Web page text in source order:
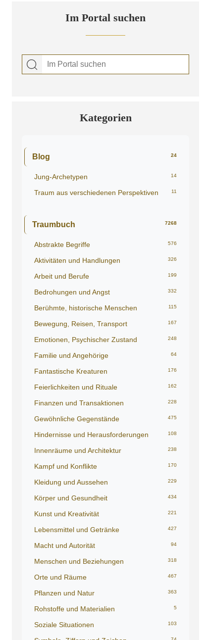
Im Portal suchen
Kategorien
Blog 24
Jung-Archetypen 14
Traum aus verschiedenen Perspektiven 11
Traumbuch 7268
Abstrakte Begriffe 576
Aktivitäten und Handlungen 326
Arbeit und Berufe 199
Bedrohungen und Angst 332
Berühmte, historische Menschen 115
Bewegung, Reisen, Transport 167
Emotionen, Psychischer Zustand 248
Familie und Angehörige 64
Fantastische Kreaturen 176
Feierlichkeiten und Rituale 162
Finanzen und Transaktionen 228
Gewöhnliche Gegenstände 475
Hindernisse und Herausforderungen 108
Innenräume und Architektur 238
Kampf und Konflikte 170
Kleidung und Aussehen 229
Körper und Gesundheit 434
Kunst und Kreativität 221
Lebensmittel und Getränke 427
Macht und Autorität 94
Menschen und Beziehungen 318
Orte und Räume 467
Pflanzen und Natur 363
Rohstoffe und Materialien 5
Soziale Situationen 103